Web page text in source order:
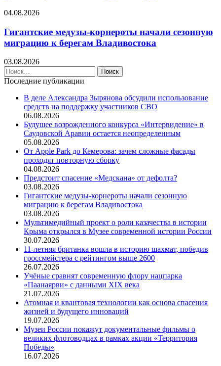
04.08.2026
Гигантские медузы-корнероты начали сезонную
миграцию к берегам Владивостока
03.08.2026
Найти:
Последние публикации
В деле Александра Зырянова обсудили использование
средств на поддержку участников СВО
06.08.2026
Будущее возрожденного конкурса «Интервидение» в
Саудовской Аравии остается неопределенным
05.08.2026
От Apple Park до Кемерова: зачем сложные фасады
проходят повторную сборку
04.08.2026
Предстоит спасение «Медскана» от дефолта?
03.08.2026
Гигантские медузы-корнероты начали сезонную
миграцию к берегам Владивостока
03.08.2026
Мультимедийный проект о роли казачества в истории
Крыма открылся в Музее современной истории России
30.07.2026
11-летняя британка вошла в историю шахмат, победив
гроссмейстера с рейтингом выше 2600
26.07.2026
Учёные сравнят современную флору нацпарка
«Паанаярви» с данными XIX века
21.07.2026
Атомная и квантовая технологии как основа спасения
жизней и будущего инноваций
19.07.2026
Музеи России покажут документальные фильмы о
великих флотоводцах в рамках акции «Территория
Победы»
16.07.2026